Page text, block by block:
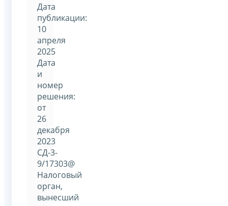
Дата
публикации:
10
апреля
2025
Дата
и
номер
решения:
от
26
декабря
2023
СД-3-
9/17303@
Налоговый
орган,
вынесший